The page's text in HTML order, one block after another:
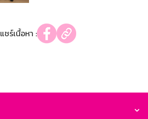
แชร์เนื้อหา :